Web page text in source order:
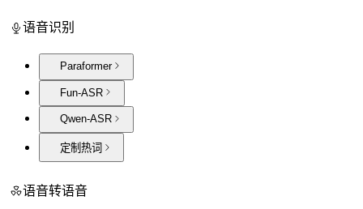
语音识别
Paraformer
Fun-ASR
Qwen-ASR
定制热词
语音转语音